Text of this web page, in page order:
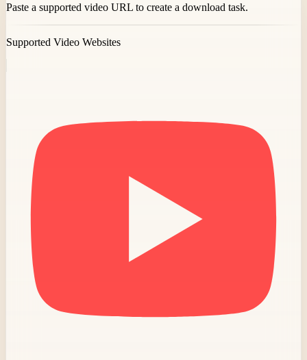
Paste a supported video URL to create a download task.
Supported Video Websites